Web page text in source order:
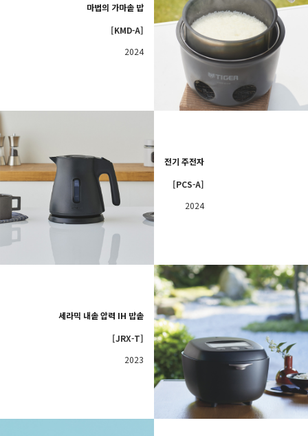
마법의 가마솥 밥
[KMD-A]
2024
전기 주전자
[PCS-A]
2024
세라믹 내솥 압력 IH 밥솥
[JRX-T]
2023